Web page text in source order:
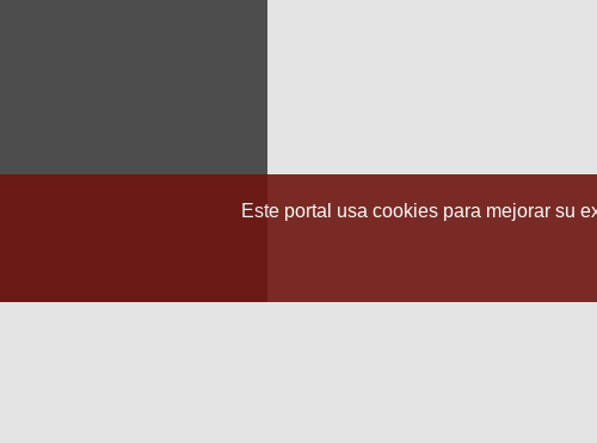
Este portal usa cookies para mejorar su